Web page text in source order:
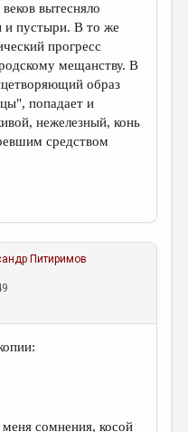
вытесняло
и пустыри. В то же
прогресс
мещанству. В
образ
попадает и
нежелезный, конь
средством
Питиримов
сомнения, косой